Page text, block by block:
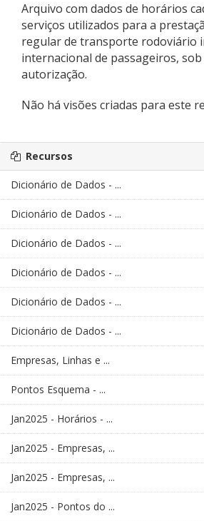
Arquivo com dados de horários
serviços utilizados para a
regular de transporte rodoviário
internacional de passageiros,
autorização.
Não há visões criadas para este
Recursos
Dicionário de Dados - ...
Dicionário de Dados - ...
Dicionário de Dados - ...
Dicionário de Dados - ...
Dicionário de Dados - ...
Dicionário de Dados - ...
Empresas, Linhas e ...
Pontos Esquema - ...
Jan2025 - Horários - ...
Jan2025 - Empresas, ...
Jan2025 - Empresas, ...
Jan2025 - Pontos do ...